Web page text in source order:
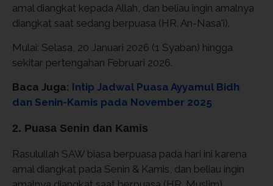
amal diangkat kepada Allah, dan beliau ingin amalnya
diangkat saat sedang berpuasa (HR. An-Nasa'i).
Mulai: Selasa, 20 Januari 2026 (1 Syaban) hingga
sekitar pertengahan Februari 2026.
Baca Juga: Intip Jadwal Puasa Ayyamul Bidh
dan Senin-Kamis pada November 2025
2. Puasa Senin dan Kamis
Rasulullah SAW biasa berpuasa pada hari ini karena
amal diangkat pada Senin & Kamis, dan beliau ingin